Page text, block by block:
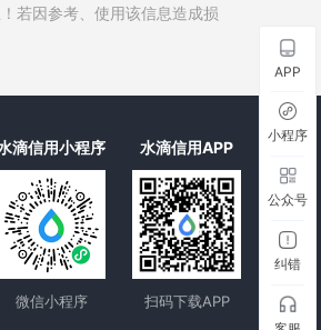
人
助
若因参考、使用该信息造成损
滴信用小程序
微信小程序
水滴信用APP
扫码下载APP
APP
小程序
公众号
纠错